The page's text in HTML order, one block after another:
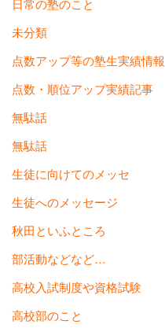
日常の塾のこと
未分類
点数アップ等の塾生実績情報
点数・順位アップ実績記事
無駄話
無駄話
生徒に向けてのメッセ
生徒へのメッセージ
秋田といふところ
部活動などなど…
高校入試制度や資格試験
高校部のこと